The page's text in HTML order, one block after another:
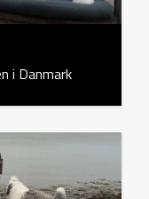
i Danmark